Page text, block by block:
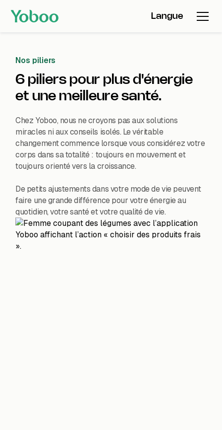
Langue
Nos piliers
6 piliers pour plus d'énergie
et une meilleure santé.
Chez Yoboo, nous ne croyons pas aux solutions
miracles ni aux conseils isolés. Le véritable
changement commence lorsque vous considérez votre
corps dans sa totalité : toujours en mouvement et
toujours orienté vers la croissance.
De petits ajustements dans votre mode de vie peuvent
faire une grande différence pour votre énergie au
quotidien, votre santé et votre qualité de vie.